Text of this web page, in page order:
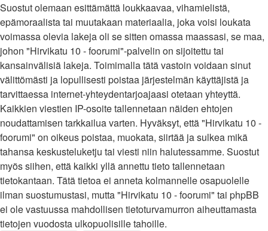
Suostut olemaan esittämättä loukkaavaa, vihamielistä,
epämoraalista tai muutakaan materiaalia, joka voisi loukata
voimassa olevia lakeja oli se sitten omassa maassasi, se maa,
johon "Hirvikatu 10 - foorumi"-palvelin on sijoitettu tai
kansainvälisiä lakeja. Toimimalla tätä vastoin voidaan sinut
välittömästi ja lopullisesti poistaa järjestelmän käyttäjistä ja
tarvittaessa internet-yhteydentarjoajaasi otetaan yhteyttä.
Kaikkien viestien IP-osoite tallennetaan näiden ehtojen
noudattamisen tarkkailua varten. Hyväksyt, että "Hirvikatu 10 -
foorumi" on oikeus poistaa, muokata, siirtää ja sulkea mikä
tahansa keskusteluketju tai viesti niin halutessamme. Suostut
myös siihen, että kaikki yllä annettu tieto tallennetaan
tietokantaan. Tätä tietoa ei anneta kolmannelle osapuolelle
ilman suostumustasi, mutta "Hirvikatu 10 - foorumi" tai phpBB
ei ole vastuussa mahdollisen tietoturvamurron aiheuttamasta
tietojen vuodosta ulkopuolisille tahoille.